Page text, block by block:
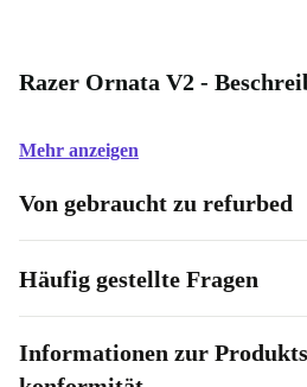
Razer Ornata V2 -
Mehr anzeigen
Von gebraucht zu refurbed
Häufig gestellte Fragen
Informationen zur